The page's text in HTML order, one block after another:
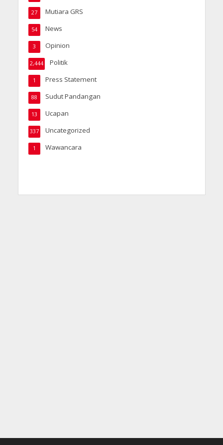
Mutiara GRS
27
News
54
Opinion
3
Politik
2,444
Press Statement
1
Sudut Pandangan
88
Ucapan
13
Uncategorized
337
Wawancara
1